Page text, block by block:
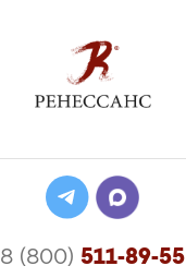
8 (800) 511-89-55